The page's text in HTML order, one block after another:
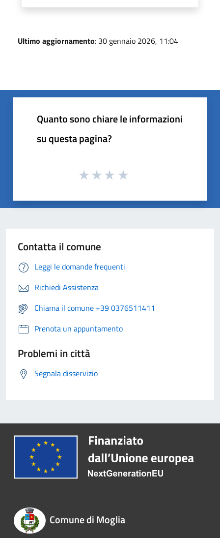
Ultimo aggiornamento: 30 gennaio 2026, 11:04
Quanto sono chiare le informazioni
su questa pagina?
Contatta il comune
Leggi le domande frequenti
Richiedi Assistenza
Chiama il comune +39 0376511411
Prenota un appuntamento
Problemi in città
Segnala disservizio
Comune di Moglia